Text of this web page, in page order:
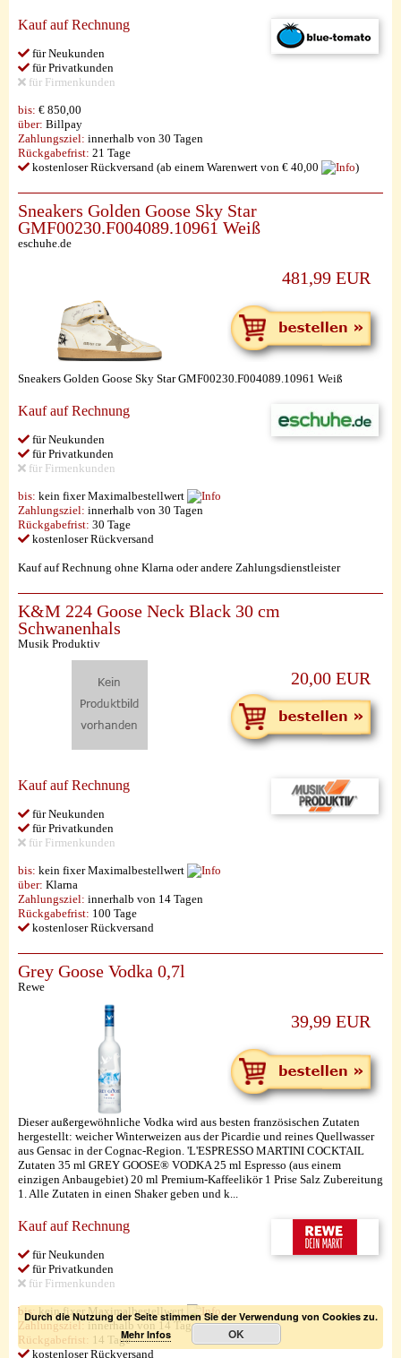
Kauf auf Rechnung
für Neukunden
für Privatkunden
für Firmenkunden
bis: € 850,00
über: Billpay
Zahlungsziel: innerhalb von 30 Tagen
Rückgabefrist: 21 Tage
kostenloser Rückversand (ab einem Warenwert von € 40,00
)
Sneakers Golden Goose Sky Star
GMF00230.F004089.10961 Weiß
eschuhe.de
481,99 EUR
Sneakers Golden Goose Sky Star GMF00230.F004089.10961 Weiß
Kauf auf Rechnung
für Neukunden
für Privatkunden
für Firmenkunden
bis: kein fixer Maximalbestellwert
Zahlungsziel: innerhalb von 30 Tagen
Rückgabefrist: 30 Tage
kostenloser Rückversand
Kauf auf Rechnung ohne Klarna oder andere Zahlungsdienstleister
K&M 224 Goose Neck Black 30 cm
Schwanenhals
Musik Produktiv
20,00 EUR
Kauf auf Rechnung
für Neukunden
für Privatkunden
für Firmenkunden
bis: kein fixer Maximalbestellwert
über: Klarna
Zahlungsziel: innerhalb von 14 Tagen
Rückgabefrist: 100 Tage
kostenloser Rückversand
Grey Goose Vodka 0,7l
Rewe
39,99 EUR
Dieser außergewöhnliche Vodka wird aus besten französischen Zutaten
hergestellt: weicher Winterweizen aus der Picardie und reines Quellwasser
aus Gensac in der Cognac-Region. 'L'ESPRESSO MARTINI COCKTAIL
Zutaten 35 ml GREY GOOSE® VODKA 25 ml Espresso (aus einem
einzigen Anbaugebiet) 20 ml Premium-Kaffeelikör 1 Prise Salz Zubereitung
1. Alle Zutaten in einen Shaker geben und k...
Kauf auf Rechnung
für Neukunden
für Privatkunden
für Firmenkunden
bis: kein fixer Maximalbestellwert
Zahlungsziel: innerhalb von 14 Tagen
Rückgabefrist: 14 Tage
kostenloser Rückversand
Durch die Nutzung der Seite stimmen Sie der Verwendung von Cookies zu.
Mehr Infos
OK